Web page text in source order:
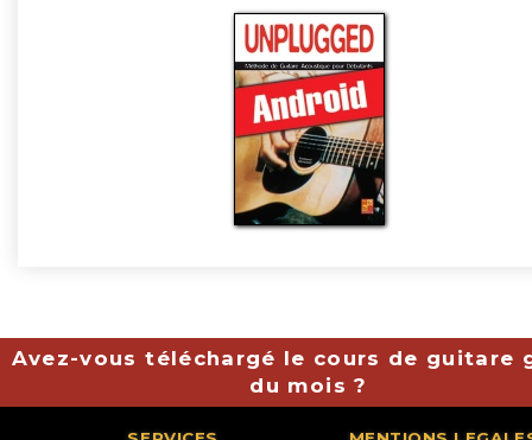
Avez-vous téléchargé le cours de guitare
du mois ?